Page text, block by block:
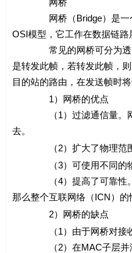
网桥
网桥（Bridge）是一个局
OSI模型，它工作在数据链
常见的网桥可分为透明网
是转发此帧，若转发此帧，
目的站的路由，在发送帧时
1）网桥的优点
（1）过滤通信量。网桥
去。
（2）扩大了物理范围，
（3）可使用不同的物理
（4）提高了可靠性。如
那么整个互联网络（ICN）的
2）网桥的缺点
（1）由于网桥对接收的
（2）在MAC子层并没有